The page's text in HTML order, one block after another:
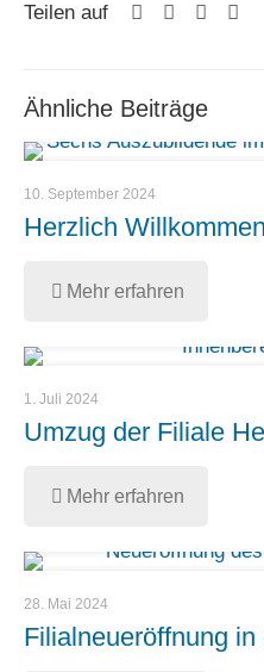
Teilen auf
Ähnliche Beiträge
10. September 2024
Herzlich Willkommen
Mehr erfahren
1. Juli 2024
Umzug der Filiale
Mehr erfahren
28. Mai 2024
Filialneueröffnung